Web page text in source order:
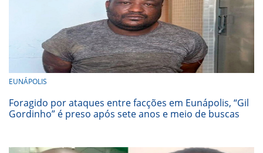
EUNÁPOLIS
Foragido por ataques entre facções em Eunápolis, “Gil
Gordinho” é preso após sete anos e meio de buscas